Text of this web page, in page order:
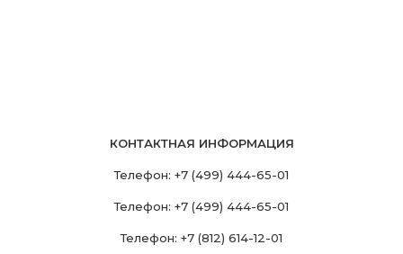
КОНТАКТНАЯ ИНФОРМАЦИЯ
Телефон: +7 (499) 444-65-01
Телефон: +7 (499) 444-65-01
Телефон: +7 (812) 614-12-01